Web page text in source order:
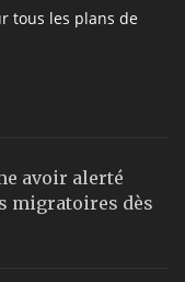
tous les plans de
avoir alerté
migratoires dès